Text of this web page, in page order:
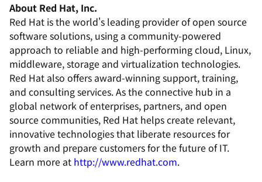
About Red Hat, Inc.
Red Hat is the world's leading provider of open source
software solutions, using a community-powered
approach to reliable and high-performing cloud, Linux,
middleware, storage and virtualization technologies.
Red Hat also offers award-winning support, training,
and consulting services. As the connective hub in a
global network of enterprises, partners, and open
source communities, Red Hat helps create relevant,
innovative technologies that liberate resources for
growth and prepare customers for the future of IT.
Learn more at http://www.redhat.com.